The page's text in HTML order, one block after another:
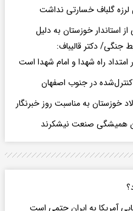
خوزستان به دلیل
جنگی/ دکتر قالیباف:
راه شهدا و امام شهدا است
در جنوب اصفهان
خوزستان به مناسبت روز خبرنگار
همیشگی صنعت نیشکرند
آمریکا به ایران حتمی است